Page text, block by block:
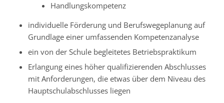
Handlungskompetenz
individuelle Förderung und Berufswegeplanung auf
Grundlage einer umfassenden Kompetenzanalyse
ein von der Schule begleitetes Betriebspraktikum
Erlangung eines höher qualifizierenden Abschlusses
mit Anforderungen, die etwas über dem Niveau des
Hauptschulabschlusses liegen